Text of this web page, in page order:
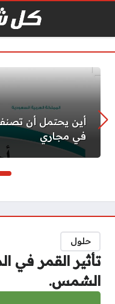
أين يحتمل أن تصنف
في مجاري
حلول
تأثير القمر في
الشمس.